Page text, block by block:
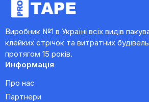
Виробник №1 в Україні всіх видів
клейких стрічок та витратних
протягом 15 років.
Информація
Про нас
Партнери